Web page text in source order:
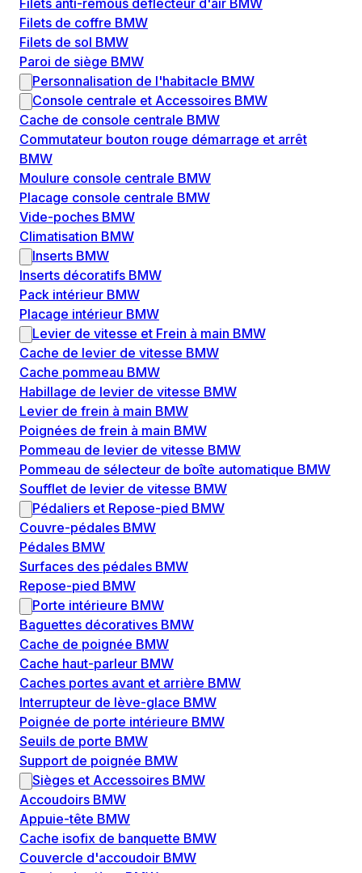
Filets anti-remous déflecteur d'air BMW
Filets de coffre BMW
Filets de sol BMW
Paroi de siège BMW
Personnalisation de l'habitacle BMW
Console centrale et Accessoires BMW
Cache de console centrale BMW
Commutateur bouton rouge démarrage et arrêt
BMW
Moulure console centrale BMW
Placage console centrale BMW
Vide-poches BMW
Climatisation BMW
Inserts BMW
Inserts décoratifs BMW
Pack intérieur BMW
Placage intérieur BMW
Levier de vitesse et Frein à main BMW
Cache de levier de vitesse BMW
Cache pommeau BMW
Habillage de levier de vitesse BMW
Levier de frein à main BMW
Poignées de frein à main BMW
Pommeau de levier de vitesse BMW
Pommeau de sélecteur de boîte automatique BMW
Soufflet de levier de vitesse BMW
Pédaliers et Repose-pied BMW
Couvre-pédales BMW
Pédales BMW
Surfaces des pédales BMW
Repose-pied BMW
Porte intérieure BMW
Baguettes décoratives BMW
Cache de poignée BMW
Cache haut-parleur BMW
Caches portes avant et arrière BMW
Interrupteur de lève-glace BMW
Poignée de porte intérieure BMW
Seuils de porte BMW
Support de poignée BMW
Sièges et Accessoires BMW
Accoudoirs BMW
Appuie-tête BMW
Cache isofix de banquette BMW
Couvercle d'accoudoir BMW